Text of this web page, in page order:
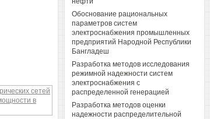
Обоснование рациональных
параметров систем
электроснабжения промышленных
предприятий Народной Республики
Бангладеш
Разработка методов исследования
режимной надежности систем
электроснабжения с
распределенной генерацией
Разработка методов оценки
надежности распределительной